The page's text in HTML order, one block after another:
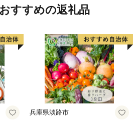
すすめの返礼品
兵庫県淡路市